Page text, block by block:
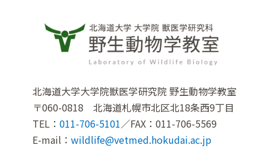
北海道大学大学院獣医学研究院 野生動物学教室
〒060-0818 北海道札幌市北区北18条西9丁目
TEL： 011-706-5101／FAX：011-706-5569
E-mail： wildlife@vetmed.hokudai.ac.jp